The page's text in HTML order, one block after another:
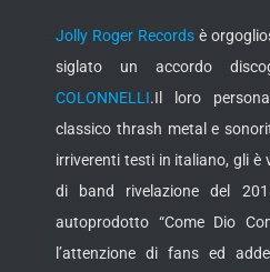
Jolly Roger Records è
siglato un accordo
COLONNELLI.Il loro
classico thrash metal e
irriverenti testi in italiano, gli è
di band rivelazione del
autoprodotto “Come Dio
l’attenzione di fans ed